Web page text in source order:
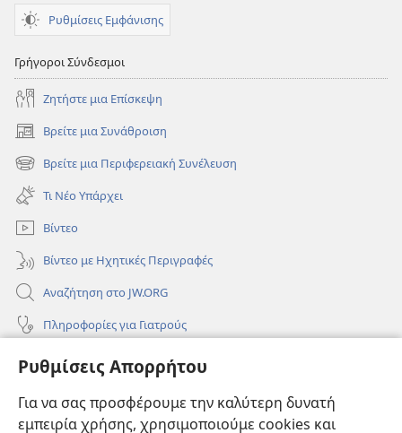
Ρυθμίσεις Απορρήτου
Για να σας προσφέρουμε την καλύτερη δυνατή
εμπειρία χρήσης, χρησιμοποιούμε cookies και
Ρυθμίσεις Εμφάνισης
Γρήγοροι Σύνδεσμοι
Ζητήστε μια Επίσκεψη
Βρείτε μια Συνάθροιση
(ανοίγει
νέο
παράθυρο)
Βρείτε μια Περιφερειακή Συνέλευση
(ανοίγει
νέο
παράθυρο)
Τι Νέο Υπάρχει
Βίντεο
Βίντεο με Ηχητικές Περιγραφές
Αναζήτηση στο JW.ORG
Πληροφορίες για Γιατρούς
Πληροφορίες για Επίσημους Φορείς και ΜΜΕ